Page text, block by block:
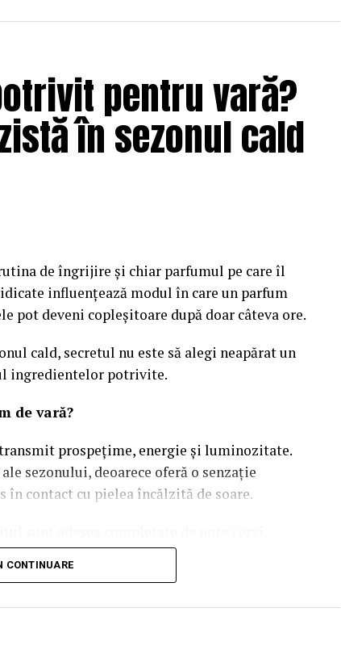
pentru vară?
în sezonul cald
de îngrijire și chiar parfumul pe care îl
influențează modul în care un parfum
pot deveni copleșitoare după doar câteva ore.
cald, secretul nu este să alegi neapărat un
ingredientelor potrivite.
de vară?
prospețime, energie și luminozitate.
sezonului, deoarece oferă o senzație
contact cu pielea încălzită de soare.
care adaugă profunzime fără a încărca
și destinații exotice câștigă tot mai mult
cocos sau lemnul de santal creează
CONTINUARE